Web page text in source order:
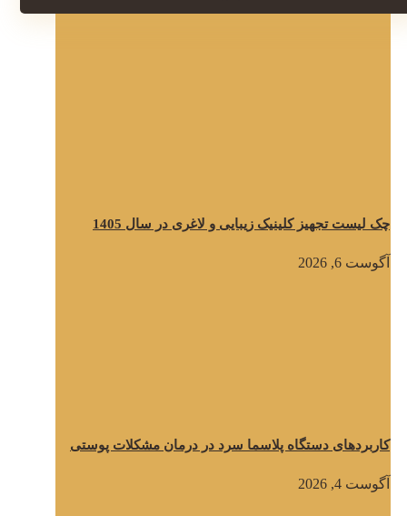
چک لیست تجهیز کلینیک زیبایی و لاغری در سال 1405
آگوست 6, 2026
کاربردهای دستگاه پلاسما سرد در درمان مشکلات پوستی
آگوست 4, 2026